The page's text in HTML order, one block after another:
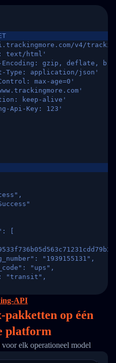
v4/trackings/
text/html'
Encoding: gzip, deflate,
Type: application/json'
max-age=0'
keep-alive'
Api-Key: 123'
[
"1939155131",
"ups",
"transit",
2,
"",
[
"2017-03-08 04: 22: 00",
"Departed
API
pakketten op één
platform
elk operationeel model